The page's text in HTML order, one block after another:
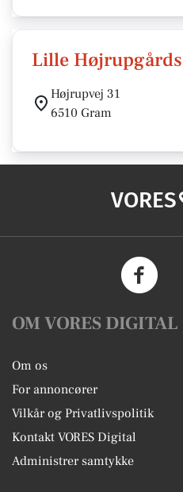
Lille
Højrupvej 31
6510 Gram
VORES
OM VORES DIGITAL
Om os
For annoncører
Vilkår og Privatlivspolitik
Kontakt VORES Digital
Administrer samtykke